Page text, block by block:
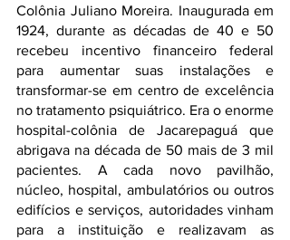
Colônia Juliano Moreira. Inaugurada em
1924, durante as décadas de 40 e 50
recebeu incentivo financeiro federal
para aumentar suas instalações e
transformar-se em centro de excelência
no tratamento psiquiátrico. Era o enorme
hospital-colônia de Jacarepaguá que
abrigava na década de 50 mais de 3 mil
pacientes. A cada novo pavilhão,
núcleo, hospital, ambulatórios ou outros
edifícios e serviços, autoridades vinham
para a instituição e realizavam as